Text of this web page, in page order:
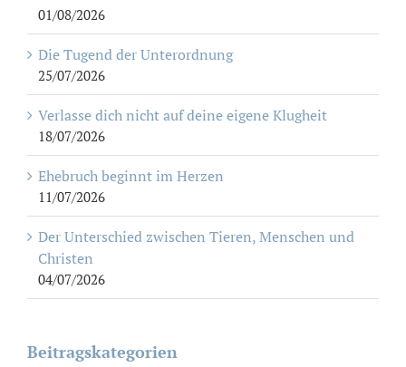
01/08/2026
Die Tugend der Unterordnung
25/07/2026
Verlasse dich nicht auf deine eigene Klugheit
18/07/2026
Ehebruch beginnt im Herzen
11/07/2026
Der Unterschied zwischen Tieren, Menschen und
Christen
04/07/2026
Beitragskategorien